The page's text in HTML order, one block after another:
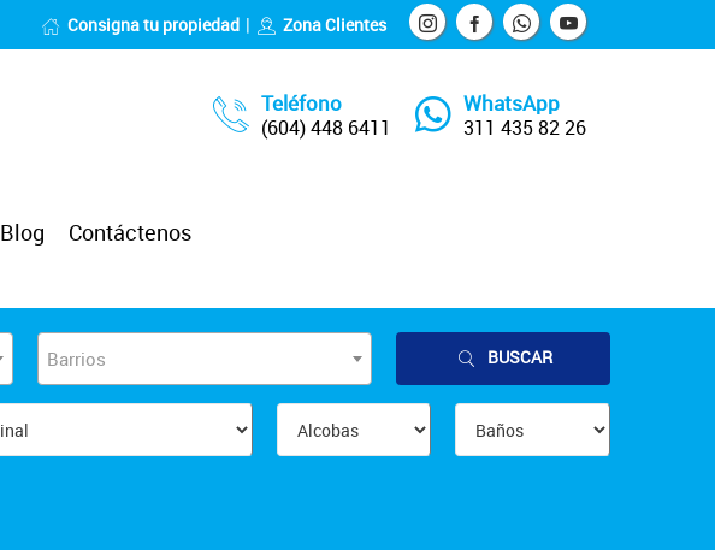
Consigna tu propiedad Zona Clientes
Teléfono
(604) 448 6411
WhatsApp
311 435 82 26
Blog Contáctenos
Barrios BUSCAR